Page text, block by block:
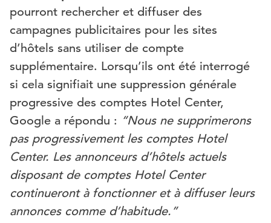
pourront rechercher et diffuser des
campagnes publicitaires pour les sites
d’hôtels sans utiliser de compte
supplémentaire. Lorsqu’ils ont été interrogé
si cela signifiait une suppression générale
progressive des comptes Hotel Center,
Google a répondu : “Nous ne supprimerons
pas progressivement les comptes Hotel
Center. Les annonceurs d’hôtels actuels
disposant de comptes Hotel Center
continueront à fonctionner et à diffuser leurs
annonces comme d’habitude.”